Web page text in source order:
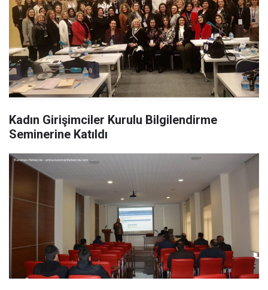
Kadın Girişimciler Kurulu Bilgilendirme
Seminerine Katıldı